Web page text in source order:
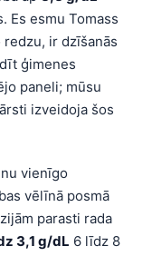
Es esmu Tomass
redzu, ir dzīšanās
ģimenes
paneli; mūsu
izveidoja šos
vienīgo
vēlīnā posmā
parasti rada
3,1 g/dL 6 līdz 8